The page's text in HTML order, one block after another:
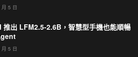
5 日
出 LFM2.5-2.6B，智慧型手機也能順暢
5 日